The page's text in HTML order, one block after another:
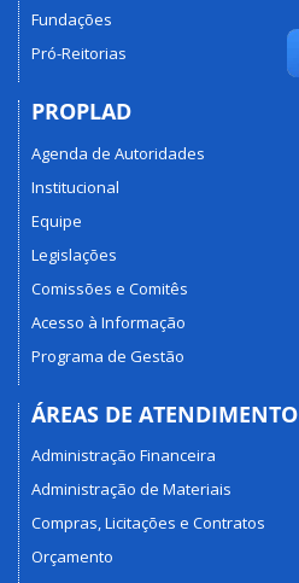
Fundações
Pró-Reitorias
PROPLAD
Agenda de Autoridades
Institucional
Equipe
Legislações
Comissões e Comitês
Acesso à Informação
Programa de Gestão
ÁREAS DE ATENDIMENTO
Administração Financeira
Administração de Materiais
Compras, Licitações e Contratos
Orçamento